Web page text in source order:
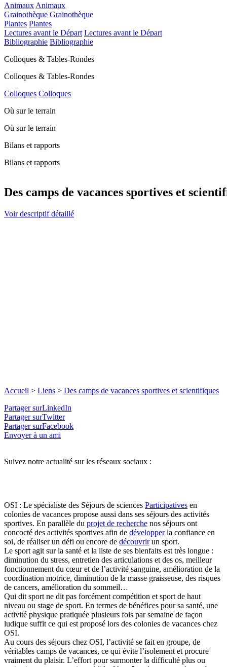
Animaux Animaux
Grainothèque Grainothèque
Plantes Plantes
Lectures avant le Départ Lectures avant le Départ
Bibliographie Bibliographie
Colloques & Tables-Rondes
Colloques & Tables-Rondes
Colloques Colloques
Où sur le terrain
Où sur le terrain
Bilans et rapports
Bilans et rapports
Des camps de vacances sportives et
Voir descriptif détaillé
Accueil > Liens > Des camps de vacances sportives et scientifiques
Partager surLinkedIn
Partager surTwitter
Partager surFacebook
Envoyer à un ami
Suivez notre actualité sur les réseaux sociaux :
OSI : Le spécialiste des Séjours de sciences Participatives en
colonies de vacances propose aussi dans ses séjours des activités
sportives. En parallèle du projet de recherche nos séjours ont
concocté des activités sportives afin de développerla confiance en
soi, de réaliser un défi ou encore de découvrirun sport.
Le sport agit sur la santé et la liste de ses bienfaits est très longue :
diminution du stress, entretien des articulations et des os, meilleur
fonctionnement du cœur et de l’activité sanguine, amélioration de la
coordination motrice, diminution de la masse graisseuse, des risques
de cancers, amélioration du sommeil…
Qui dit sport ne dit pas forcément compétition et sport de haut
niveau ou stage de sport. En termes de bénéfices pour sa santé, une
activité physique pratiquée plusieurs fois par semaine de façon
ludique suffit ce qui est proposé lors des colonies de vacances chez
OSI.
Au cours des séjours chez OSI, l’activité se fait en groupe, de
véritables camps de vacances, ce qui évite l’isolement et procure
vraiment du plaisir. L’effort pour surmonter la difficulté plus ou